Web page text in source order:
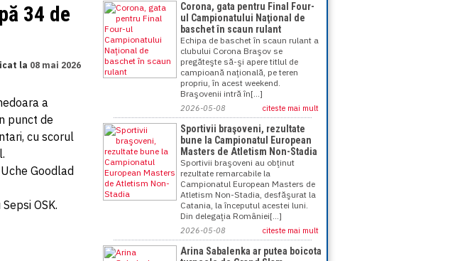
34 de
la 08 mai 2026
a
punct de
cu scorul
Goodlad
OSK.
Corona, gata pentru Final Four-
ul Campionatului Naţional de
baschet în scaun rulant
Echipa de baschet în scaun rulant a
clubului Corona Braşov se
pregăteşte să-şi apere titlul de
campioană naţională, pe teren
propriu, în acest weekend.
Braşovenii intră în[...]
2026-05-08 citeste mai mult
Sportivii braşoveni, rezultate
bune la Campionatul European
Masters de Atletism Non-Stadia
Sportivii braşoveni au obţinut
rezultate remarcabile la
Campionatul European Masters de
Atletism Non-Stadia, desfăşurat la
Catania, la începutul acestei luni.
Din delegaţia României[...]
2026-05-08 citeste mai mult
Arina Sabalenka ar putea boicota